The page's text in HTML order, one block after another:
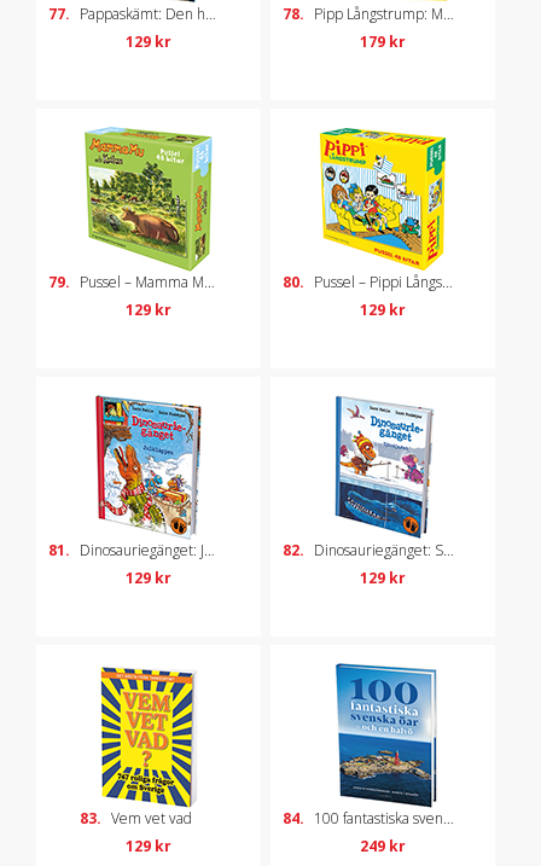
77. Pappaskämt: Den högsta formen av humor
129 kr
78. Pipp Långstrump: Memo
179 kr
79. Pussel – Mamma Mu och Kråkan, 48 bitar
129 kr
80. Pussel – Pippi Långstrump, 48 bitar
129 kr
81. Dinosauriegänget: Julklappen
129 kr
82. Dinosauriegänget: Sjöodjuret
129 kr
83. Vem vet vad
129 kr
84. 100 fantastiska svenska öar – och en halvö
249 kr